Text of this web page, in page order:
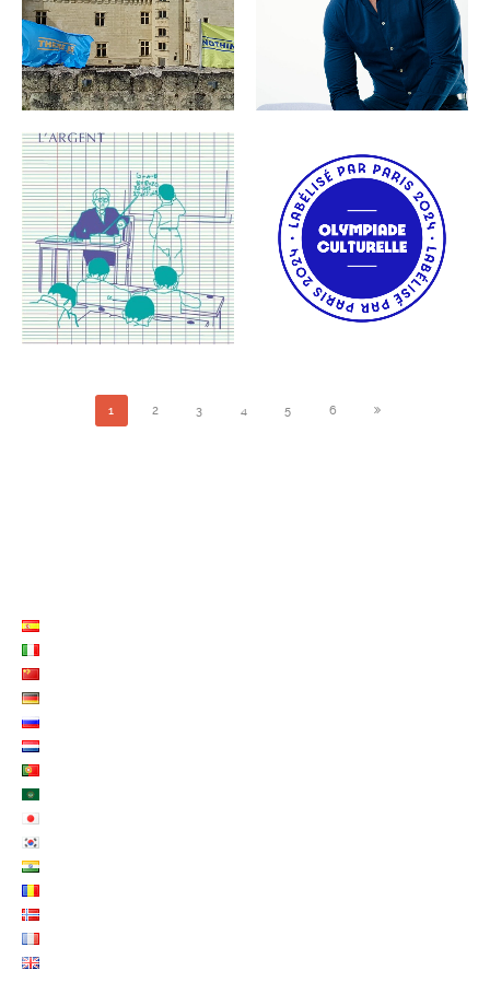
PARTIR DU 25.04.2025
ÉVÉNEMENTS ARCHIVES
AVRIL 2025
ÉVÉNEMENTS ARCHIVES
COURS DE LITTÉRATURE
GÉNÉRALE 22 MARS 2025
WE MUSÉES TELERAMA
ÉVÉNEMENTS ARCHIVES
LE DÉCATHLON
D’APOLLON 15 JUIN – 11
AOÛT 2024
ÉVÉNEMENTS ARCHIVES
1 2 3 4 5 6